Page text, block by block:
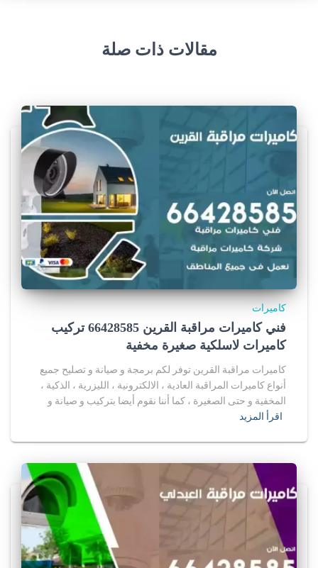
مقالات ذات صلة
كاميرات
فني كاميرات مراقبة القرين 66428585 تركيب
كاميرات لاسلكية صغيرة مخفية
كاميرات مراقبة القرين توفر لكم برمجة و صيانة و تصليح جميع
أنواع كاميرات المراقبة العادية ، الالكترونية ، الليزرية ، الذكية ،
المخفية و حتى الصغيرة ، كما أننا نقوم أيضا بتركيب و صيانة و
اقرأ المزيد